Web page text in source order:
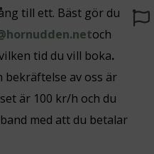
till ett. Bäst gör du
och
tid du vill boka.
bekräftelse av oss är
är 100 kr/h och du
med att du betalar